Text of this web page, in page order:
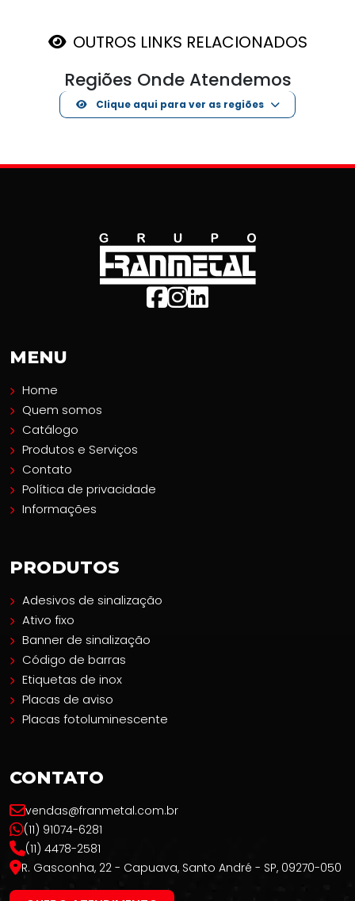
OUTROS LINKS RELACIONADOS
Regiões Onde Atendemos
Clique aqui para ver as regiões
MENU
Home
Quem somos
Catálogo
Produtos e Serviços
Contato
Política de privacidade
Informações
PRODUTOS
Adesivos de sinalização
Ativo fixo
Banner de sinalização
Código de barras
Etiquetas de inox
Placas de aviso
Placas fotoluminescente
CONTATO
vendas@franmetal.com.br
(11) 91074-6281
(11) 4478-2581
R. Gasconha, 22 - Capuava, Santo André - SP, 09270-050